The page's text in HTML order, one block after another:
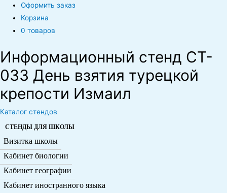
Оформить заказ
Корзина
0 товаров
Информационный стенд CT-
033 День взятия турецкой
крепости Измаил
Каталог стендов
СТЕНДЫ ДЛЯ ШКОЛЫ
Визитка школы
Кабинет биологии
Кабинет географии
Кабинет иностранного языка